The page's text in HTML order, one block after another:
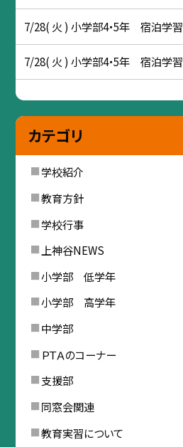
7/28( 火 ) 小学部4・5年 宿泊学習
7/28( 火 ) 小学部4・5年 宿泊学習
カテゴリ
学校紹介
教育方針
学校行事
上神谷NEWS
小学部 低学年
小学部 高学年
中学部
ＰＴＡのコーナー
支援部
同窓会関連
教育実習について